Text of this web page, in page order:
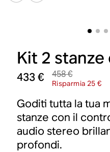
Kit 2 stanze
433 € 458 €
Risparmia 25 €
Goditi tutta la tua
stanze con il
audio stereo
profondi.